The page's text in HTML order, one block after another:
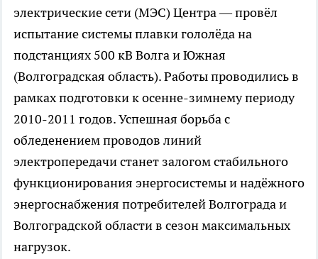
электрические сети (МЭС) Центра — провёл
испытание системы плавки гололёда на
подстанциях 500 кВ Волга и Южная
(Волгоградская область). Работы проводились в
рамках подготовки к осенне-зимнему периоду
2010-2011 годов. Успешная борьба с
обледенением проводов линий
электропередачи станет залогом стабильного
функционирования энергосистемы и надёжного
энергоснабжения потребителей Волгограда и
Волгоградской области в сезон максимальных
нагрузок.